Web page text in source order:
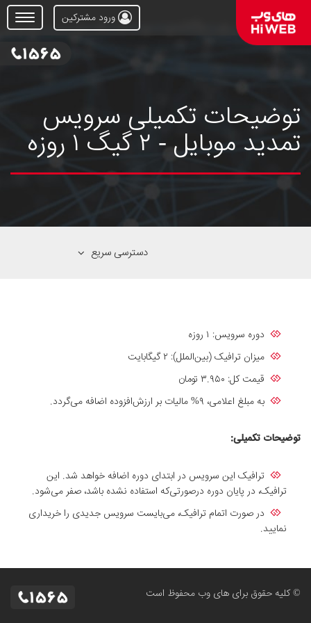
Open
Menu
ورود مشترکین
توضیحات تکمیلی سرویس
تمدید موبایل - ۲ گیگ ۱ روزه
دسترسی سریع
دوره سرویس: ۱ روزه
میزان ترافیک (بین‌الملل): ۲ گیگابایت
قیمت کل: ۳.۹۵۰ تومان
به مبلغ اعلامی، ۹% مالیات بر ارزش‌افزوده اضافه می‌گردد.
توضیحات تکمیلی:
ترافیک این سرویس در ابتدای دوره اضافه خواهد شد. این
ترافیک، در پایان دوره درصورتی‌که استفاده‌ نشده باشد، صفر می‌شود.
در صورت اتمام ترافیک، می‌بایست سرویس جدیدی را خریداری
نمایید.
© کلیه حقوق برای های وب محفوظ است